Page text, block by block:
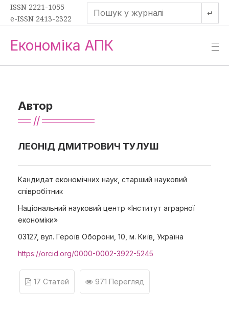
ISSN 2221-1055
e-ISSN 2413-2322
↵
Економіка АПК —
—
—
Автор
ЛЕОНІД ДМИТРОВИЧ ТУЛУШ
Кандидат економічних наук, старший науковий
співробітник
Національний науковий центр «Інститут аграрної
економіки»
03127, вул. Героїв Оборони, 10, м. Київ, Україна
https://orcid.org/0000-0002-3922-5245
17 Статей 971 Перегляд